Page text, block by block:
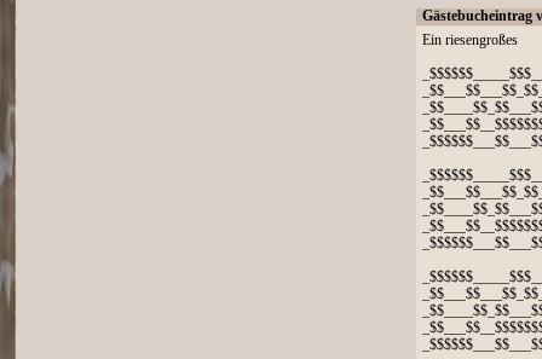
Gästebucheintrag
Ein riesengroßes